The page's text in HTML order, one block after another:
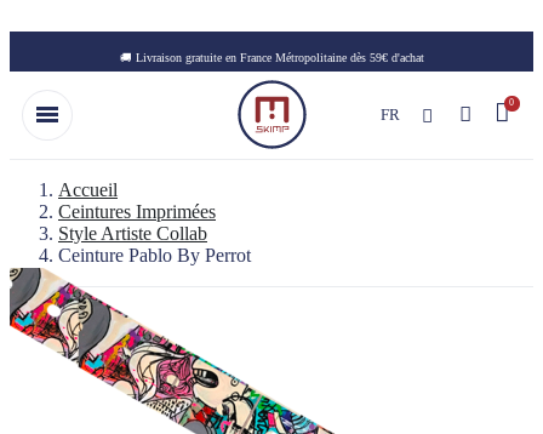
🚚 Livraison gratuite en France Métropolitaine dès 59€ d'achat
FR
Accueil
Ceintures Imprimées
Style Artiste Collab
Ceinture Pablo By Perrot